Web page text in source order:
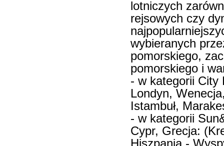
lotniczych
rejsowych czy
wybieranych
pomorskiego,
pomorskiego i
- w kategorii City
Londyn,
Istambuł,
- w kategorii
Cypr, Grecja: